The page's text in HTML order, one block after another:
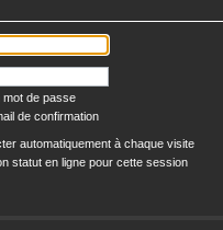
mot de passe
de confirmation
automatiquement à chaque visite
statut en ligne pour cette session